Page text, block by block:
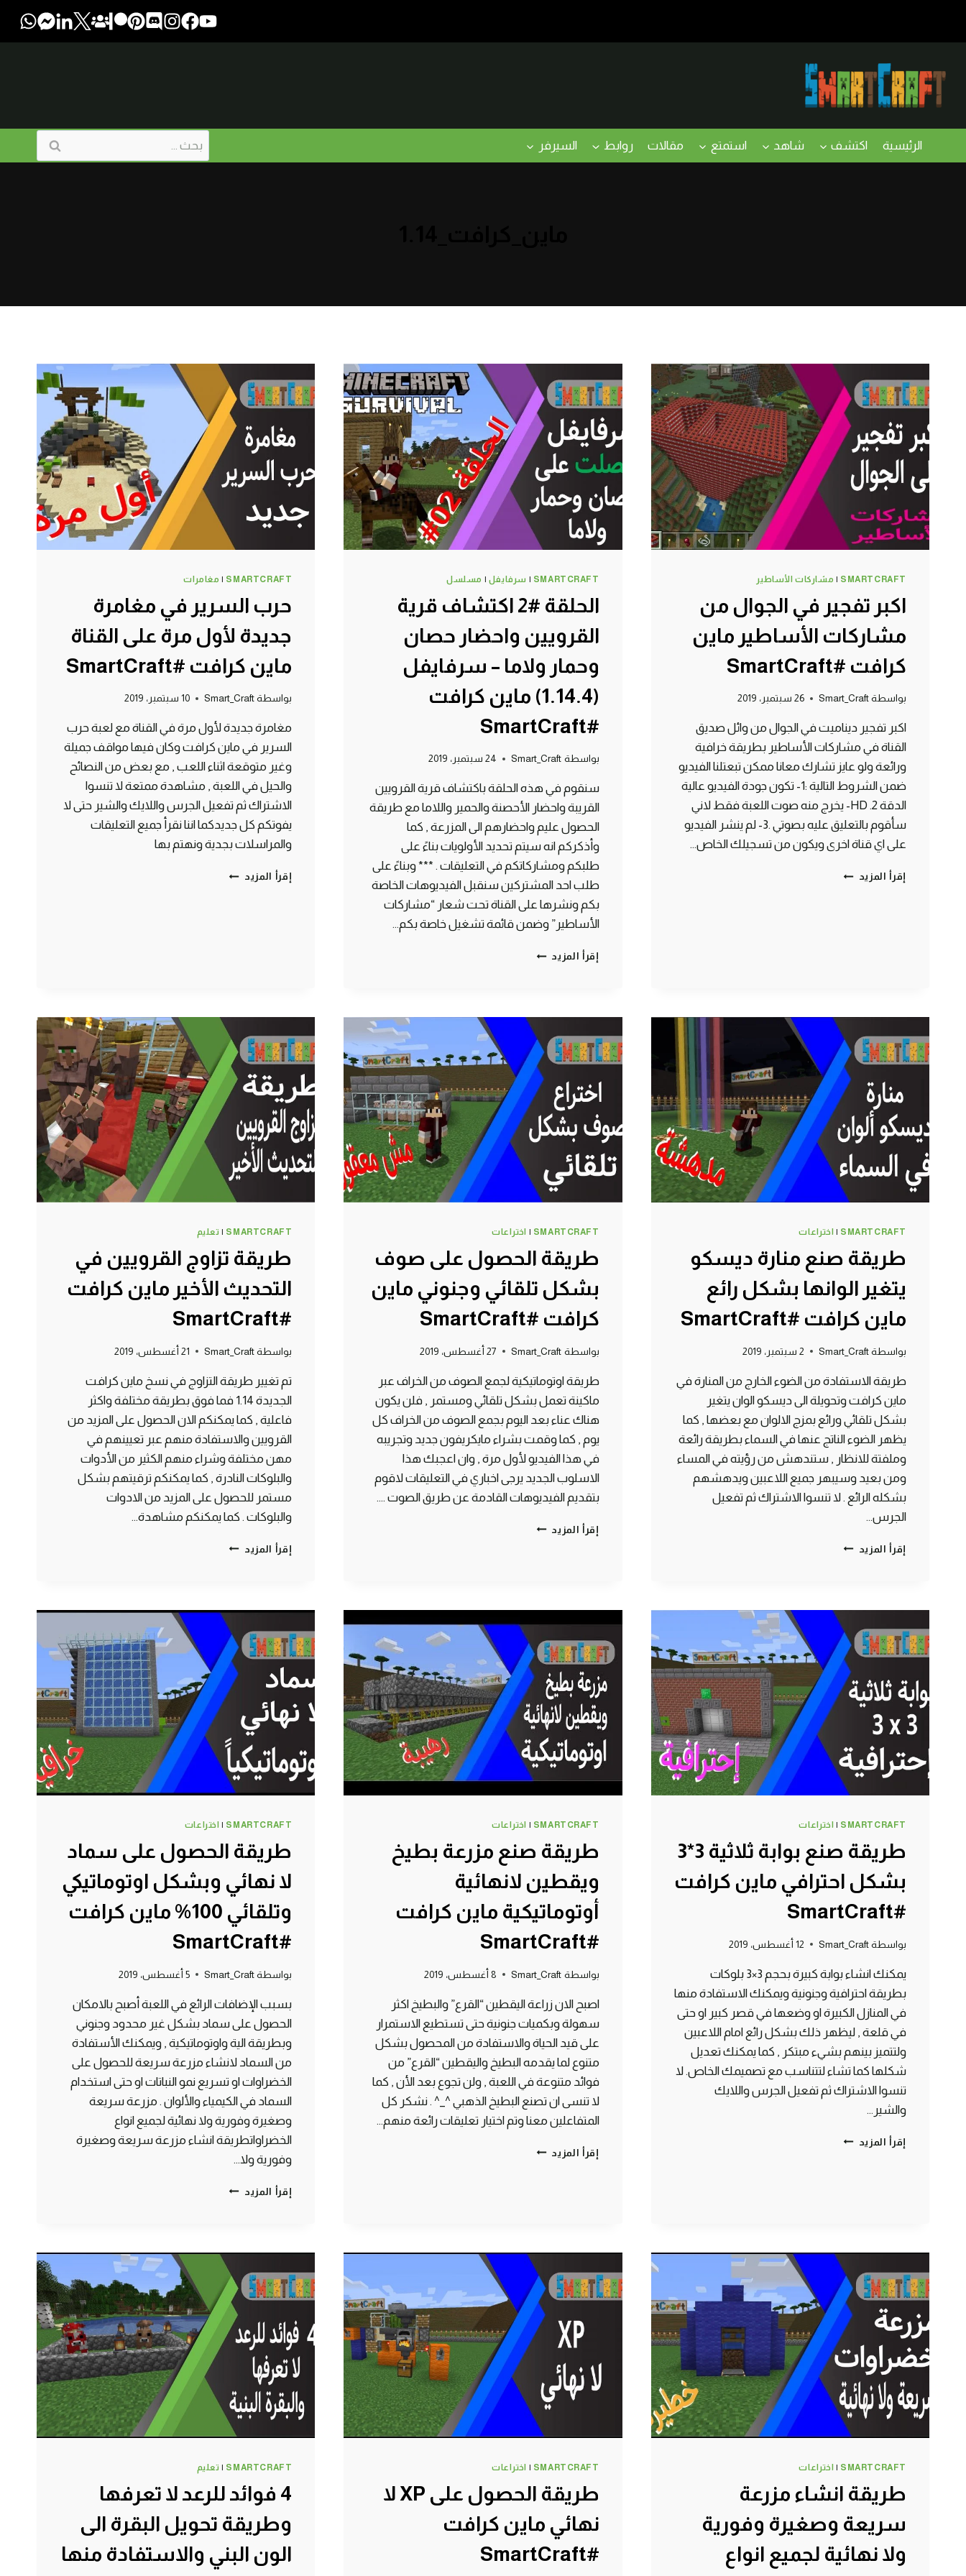
الرئيسية اكتشف شاهد استمتع مقالات روابط السيرفر
البحث
عن:
SMARTCRAFT
| مشاركات الأساطير
اكبر تفجير في الجوال من
مشاركات الأساطير ماين
كرافت #SmartCraft
بواسطة Smart_Craft 26 سبتمبر، 2019
اكبر تفجير ديناميت في الجوال من وائل صديق
القناة في مشاركات الأساطير بطريقة خرافية
ورائعة ولو عايز تشارك معانا ممكن تبعتلنا الفيديو
ضمن الشروط التالية :1- تكون جودة الفيديو عالية
الدقة HD .2- يخرج منه صوت اللعبة فقط لاني
سأقوم بالتعليق عليه بصوتي .3- لم ينشر الفيديو
على اي قناة اخرى ويكون من تسجيلك الخاص…
إقرأ المزيد اكبر
SMARTCRAFT
| سرفايفل | مسلسل
الحلقة #2 اكتشاف قرية
القرويين واحضار حصان
وحمار ولاما – سرفايفل
(1.14.4) ماين كرافت
#SmartCraft
بواسطة Smart_Craft 24 سبتمبر، 2019
سنقوم في هذه الحلقة باكتشاف قرية القرويين
القريبة واحضار الأحصنة والحمير واللاما مع طريقة
الحصول عليم واحضارهم الى المزرعة , كما
وأذكركم انه سيتم تحديد الأولويات بناءً على
طلبكم ومشاركاتكم في التعليقات . *** وبناءً على
طلب احد المشتركين سنقبل الفيديوهات الخاصة
بكم ونشرها على القناة تحت شعار “مشاركات
الأساطير” وضمن قائمة تشغيل خاصة بكم…
إقرأ المزيد الحلقة
واحضار
حصان
وحمار
ولاما
سرفايفل
ماين
SMARTCRAFT
| مغامرات
حرب السرير في مغامرة
جديدة لأول مرة على القناة
ماين كرافت #SmartCraft
بواسطة Smart_Craft 10 سبتمبر، 2019
مغامرة جديدة لأول مرة في القناة مع لعبة حرب
السرير في ماين كرافت وكان فيها مواقف جميلة
وغير متوقعة اثناء اللعب , مع بعض من النصائح
والحيل في اللعبة , مشاهدة ممتعة لا تنسوا
الاشتراك ثم تفعيل الجرس واللايك والشير حتى لا
يفوتكم كل جديدكما اننا نقرأ جميع التعليقات
والمراسلات بجدية ونهتم بها
إقرأ المزيد حرب
كرافت
#SMARTCRAFT
SMARTCRAFT
| اختراعات
طريقة صنع منارة ديسكو
يتغير الوانها بشكل رائع
ماين كرافت #SmartCraft
بواسطة Smart_Craft 2 سبتمبر، 2019
طريقة الاستفادة من الضوء الخارج من المنارة في
ماين كرافت وتحويلة الى ديسكو الوان يتغير
بشكل تلقائي ورائع بمزج الالوان مع بعضها , كما
يظهر الضوء الناتج عنها في السماء بطريقة رائعة
وملفتة للانظار , ستندهش من رؤيته في المساء
ومن بعيد وسيبهر جميع اللاعبين ويدهشهم
بشكله الرائع . لا تنسوا الاشتراك ثم تفعيل
الجرس…
إقرأ المزيد طريقة
الوانها
بشكل
رائع
ماين
كرافت
#SMARTCRAFT
SMARTCRAFT
| اختراعات
طريقة الحصول على صوف
بشكل تلقائي وجنوني ماين
كرافت #SmartCraft
بواسطة Smart_Craft 27 أغسطس، 2019
طريقة اوتوماتيكية لجمع الصوف من الخراف عبر
ماكينة تعمل بشكل تلقائي ومستمر , فلن يكون
هناك عناء بعد اليوم بجمع الصوف من الخراف كل
يوم , كما وقمت بشراء مايكريفون جديد وتجريبه
في هذا الفيديو لأول مرة , وان اعجبك هذا
الاسلوب الجديد يرجى اخباري في التعليقات لاقوم
بتقديم الفيديوهات القادمة عن طريق الصوت ….
إقرأ المزيد طريقة
كرافت
#SMARTCRAFT
SMARTCRAFT
| تعليم
طريقة تزاوج القرويين في
التحديث الأخير ماين كرافت
#SmartCraft
بواسطة Smart_Craft 21 أغسطس، 2019
تم تغيير طريقة التزاوج في نسخ ماين كرافت
الجديدة 1.14 فما فوق بطريقة مختلفة واكثر
فاعلية , كما يمكنكم الان الحصول على المزيد من
القرويين والاستفادة منهم عبر تعيينهم في
مهن مختلفة وشراء منهم الكثير من الأدوات
والبلوكات النادرة , كما يمكنكم ترقيتهم بشكل
مستمر للحصول على المزيد من الادوات
والبلوكات . كما يمكنكم مشاهدة…
إقرأ المزيد طريقة
الأخير
ماين
كرافت
SMARTCRAFT
| اختراعات
طريقة صنع بوابة ثلاثية 3*3
بشكل احترافي ماين كرافت
#SmartCraft
بواسطة Smart_Craft 12 أغسطس، 2019
يمكنك انشاء بوابة كبيرة بحجم 3×3 بلوكات
بطريقة احترافية وجنونية ويمكنك الاستفادة منها
في المنازل الكبيرة او وضعها في قصر كبير او حتى
في قلعة , ليظهر ذلك بشكل رائع امام اللاعبين
ولتتميز بينهم بشيء مبتكر , كما يمكنك تعديل
شكلها كما تشاء لتتناسب مع تصميمك الخاص. لا
تنسوا الاشتراك ثم تفعيل الجرس واللايك
والشير…
إقرأ المزيد طريقة
كرافت
#SMARTCRAFT
SMARTCRAFT
| اختراعات
طريقة صنع مزرعة بطيخ
ويقطين لانهائية
أوتوماتيكية ماين كرافت
#SmartCraft
بواسطة Smart_Craft 8 أغسطس، 2019
اصبح الان زراعة اليقطين “القرع” والبطيخ اكثر
سهولة وبكميات جنونية حتى تستطيع الاستمرار
على قيد الحياة والاستفادة من المحصول بشكل
متنوع لما يقدمه البطيخ واليقطين “القرع” من
فوائد متنوعة في اللعبة , ولن تجوع بعد الأن , كما
لا تنسى ان تصنع البطيخ الذهبي ^_^ . نشكر كل
المتفاعلين معنا وتم اختيار تعليقات رائعة منهم…
إقرأ المزيد طريقة
ماين
كرافت
#SMARTCRAFT
SMARTCRAFT
| اختراعات
طريقة الحصول على سماد
لا نهائي وبشكل اوتوماتيكي
وتلقائي 100% ماين كرافت
#SmartCraft
بواسطة Smart_Craft 5 أغسطس، 2019
بسبب الإضافات الرائع في اللعبة أصبح بالامكان
الحصول على سماد بشكل غير محدود وجنوني
وبطريقة الية واوتوماتيكية , ويمكنك الأستفادة
من السماد لانشاء مزرعة سريعة للحصول على
الخضراوات او تسريع نمو النباتات او حتى استخدام
السماد في الكيمياء والألوان . مزرعة سريعة
وصغيرة وفورية ولا نهائية لجميع انواع
الخضراواتطريقة انشاء مزرعة سريعة وصغيرة
وفورية ولا…
إقرأ المزيد طريقة
نهائي
وبشكل
اوتوماتيكي
وتلقائي
100%
ماين
كرافت
SMARTCRAFT
| اختراعات
طريقة انشاء مزرعة
سريعة وصغيرة وفورية
ولا نهائية لجميع انواع
SMARTCRAFT
| اختراعات
طريقة الحصول على XP لا
نهائي ماين كرافت
#SmartCraft
SMARTCRAFT
| تعليم
4 فوائد للرعد لا تعرفها
وطريقة تحويل البقرة الى
الون البني والاستفادة منها